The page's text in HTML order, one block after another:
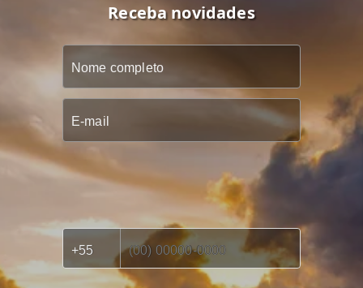
Receba novidades